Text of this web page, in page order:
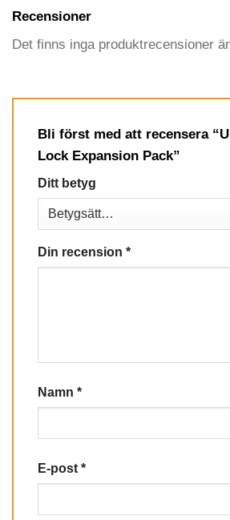
Recensioner
Det finns inga produktrecensioner
Bli först med att recensera
Lock Expansion Pack”
Ditt betyg
Din recension *
Namn *
E-post *